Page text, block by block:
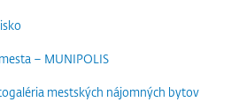
– MUNIPOLIS
mestských nájomných bytov